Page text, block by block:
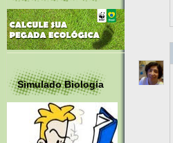
Simulado Biologia